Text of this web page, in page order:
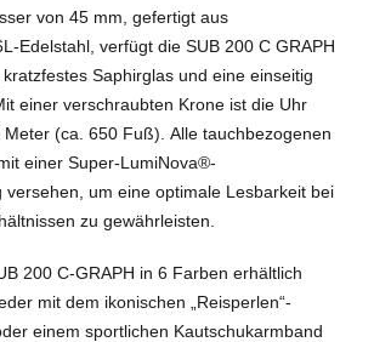
von 45 mm, gefertigt aus
Edelstahl, verfügt die SUB 200 C GRAPH
Saphirglas und eine einseitig
einer verschraubten Krone ist die Uhr
(ca. 650 Fuß). Alle tauchbezogenen
einer Super-LumiNova®-
versehen, um eine optimale Lesbarkeit bei
zu gewährleisten.
200 C-GRAPH in 6 Farben erhältlich
mit dem ikonischen „Reisperlen“-
einem sportlichen Kautschukarmband